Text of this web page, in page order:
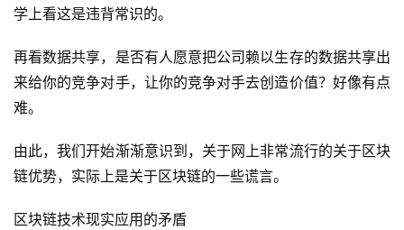
学上看这是违背常识的。
再看数据共享，是否有人愿意把公司赖以生存的数据共享出
来给你的竞争对手，让你的竞争对手去创造价值？好像有点
难。
由此，我们开始渐渐意识到，关于网上非常流行的关于区块
链优势，实际上是关于区块链的一些谎言。
区块链技术现实应用的矛盾